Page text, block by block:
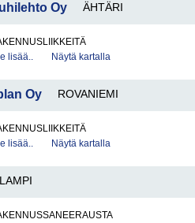
Oy ÄHTÄRI
lisää..
Näytä kartalla
Oy ROVANIEMI
lisää..
Näytä kartalla